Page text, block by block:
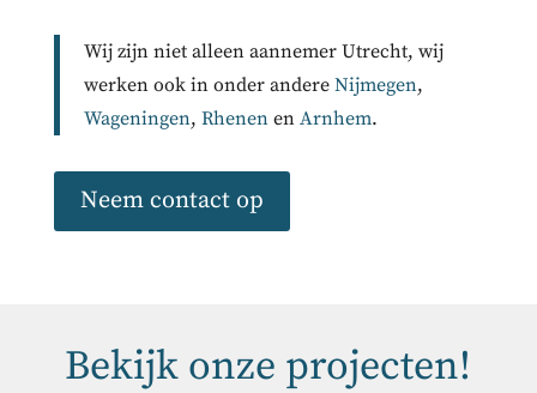
Wij zijn niet alleen aannemer Utrecht, wij
werken ook in onder andere Nijmegen,
Wageningen, Rhenenen Arnhem.
Neem contact op
Bekijk onze projecten!